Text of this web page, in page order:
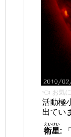
👈 お気
活動極
出てい
衛星
えいせい
: